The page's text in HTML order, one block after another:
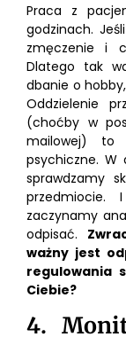
Praca z
godzinach.
zmęczenie i
Dlatego tak
dbanie o
Oddzielenie
(choćby w
mailowej) to
psychiczne. W
sprawdzamy
przedmiocie.
zaczynamy
odpisać.
ważny jest
regulowania
Ciebie?
4.